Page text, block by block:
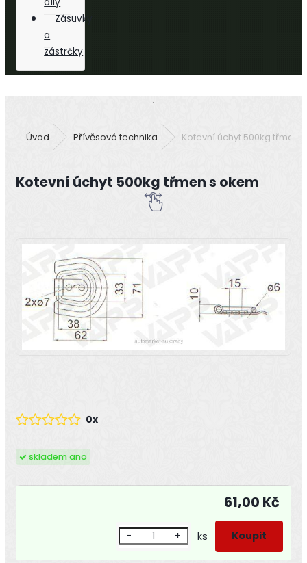
díly
Zásuvky
a
zástrčky
Úvod Přívěsová technika Kotevní úchyt 500kg třmen
Kotevní úchyt 500kg třmen s okem
skladem ano
0x
61,00 Kč
- + ks